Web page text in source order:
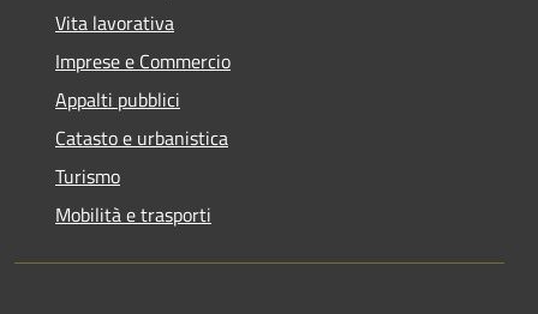
Vita lavorativa
Imprese e Commercio
Appalti pubblici
Catasto e urbanistica
Turismo
Mobilità e trasporti